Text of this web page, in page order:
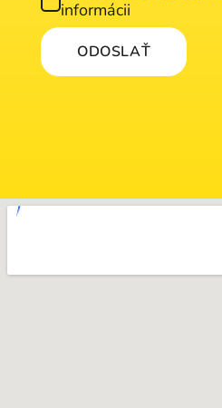
informácii
ODOSLAŤ